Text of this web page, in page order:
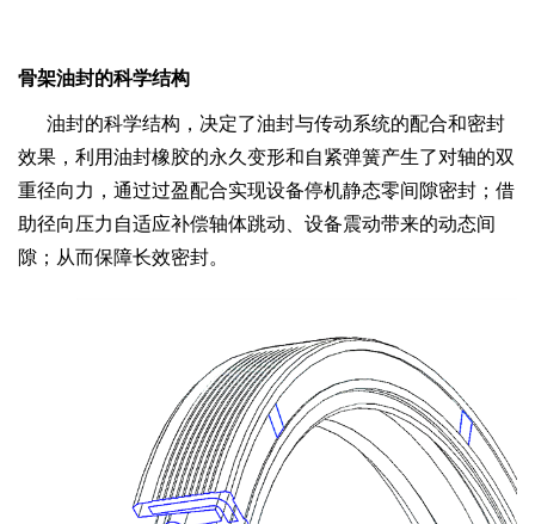
骨架油封的科学结构
油封的科学结构，决定了油封与传动系统的配合和密封
效果，利用油封橡胶的永久变形和自紧弹簧产生了对轴的双
重径向力，通过过盈配合实现设备停机静态零间隙密封；借
助径向压力自适应补偿轴体跳动、设备震动带来的动态间
隙；从而保障长效密封。